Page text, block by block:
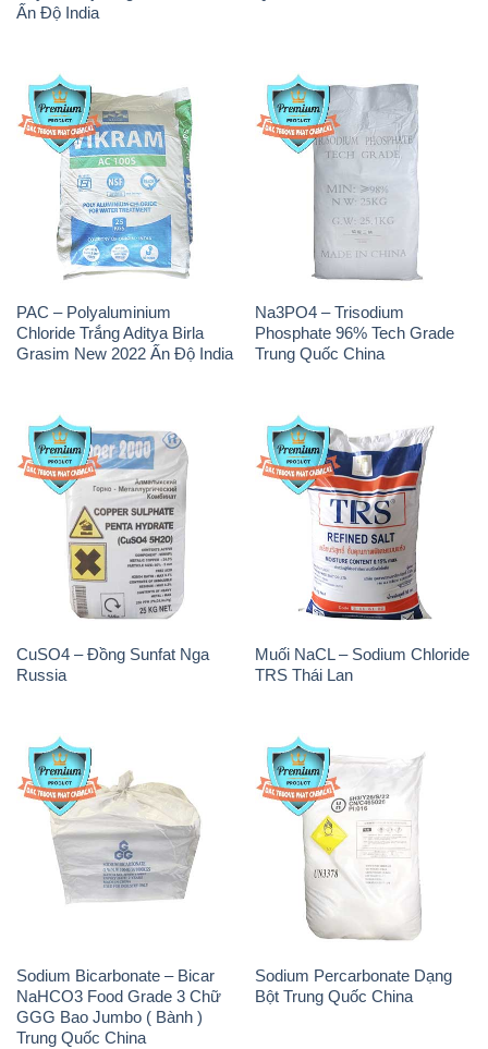
Ấn Độ India
PAC – Polyaluminium
Chloride Trắng Aditya Birla
Grasim New 2022 Ấn Độ India
Na3PO4 – Trisodium
Phosphate 96% Tech Grade
Trung Quốc China
CuSO4 – Đồng Sunfat Nga
Russia
Muối NaCL – Sodium Chloride
TRS Thái Lan
Sodium Bicarbonate – Bicar
NaHCO3 Food Grade 3 Chữ
GGG Bao Jumbo ( Bành )
Trung Quốc China
Sodium Percarbonate Dạng
Bột Trung Quốc China